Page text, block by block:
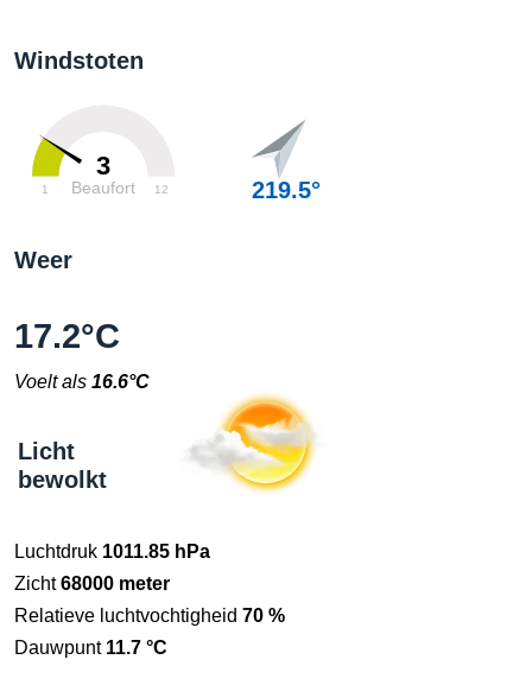
Windstoten
3
Beaufort
1 12 219.5°
Weer
17.2°C
Voelt als 16.6°C
Licht
bewolkt
Luchtdruk 1011.85 hPa
Zicht68000 meter
Relatieve luchtvochtigheid 70 %
Dauwpunt 11.7 °C